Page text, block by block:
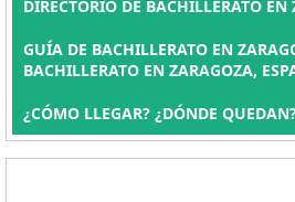
DIRECTORIO DE BACHILLERATO
GUÍA DE BACHILLERATO EN
BACHILLERATO EN ZARAGOZA,
¿CÓMO LLEGAR? ¿DÓNDE